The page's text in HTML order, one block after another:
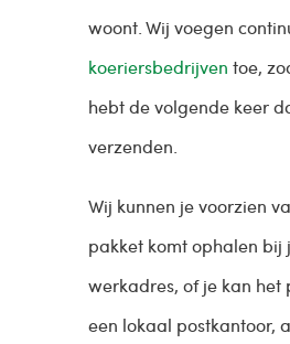
woont. Wij voegen
koeriersbedrijven toe,
hebt de volgende keer
verzenden.
Wij kunnen je voorzien
pakket komt ophalen bij
werkadres, of je kan
een lokaal postkantoor,